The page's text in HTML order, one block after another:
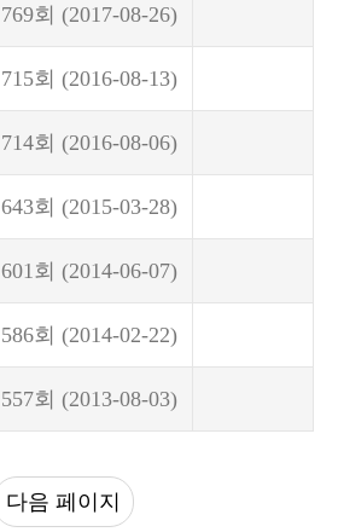
769회 (2017-08-26)
715회 (2016-08-13)
714회 (2016-08-06)
643회 (2015-03-28)
601회 (2014-06-07)
586회 (2014-02-22)
557회 (2013-08-03)
다음 페이지